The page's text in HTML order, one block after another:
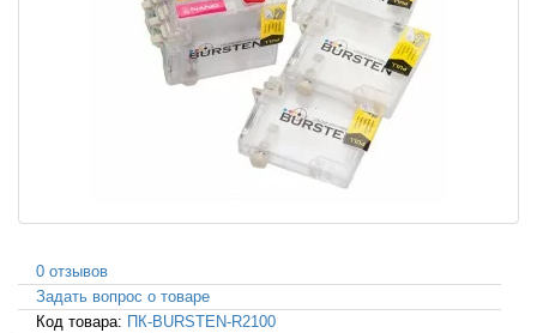
0 отзывов
Задать вопрос о товаре
Код товара: ПК-BURSTEN-R2100